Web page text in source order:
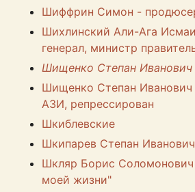
Шиффрин Симон -
Шихлинский Али-Ага
генерал, министр
Шищенко Степан Иванович
Шищенко Степан Иванович
АЗИ, репрессирован
Шкиблевские
Шкипарев Степан Иванович
Шкляр Борис Соломонович
моей жизни"